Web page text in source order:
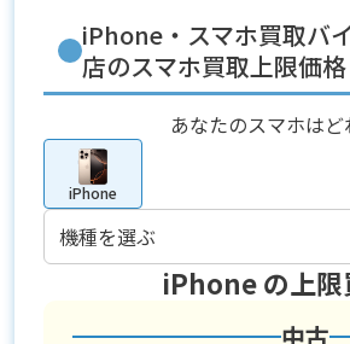
iPhone・スマホ買取バ
店のスマホ買取上限価格
あなたのスマホはど
iPhone
iPhoneの上限
中古